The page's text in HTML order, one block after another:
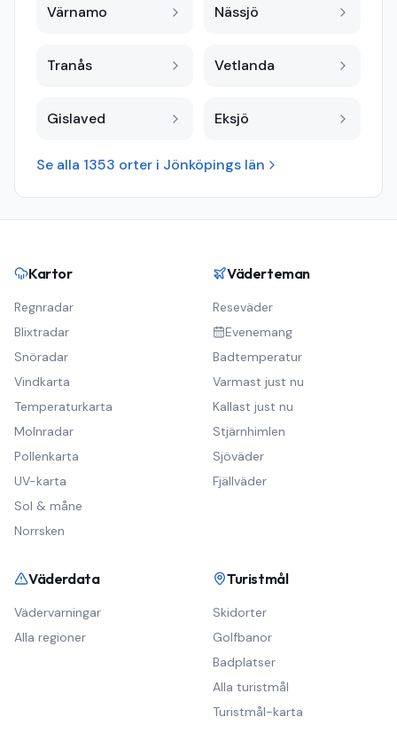
Värnamo Nässjö
Tranås Vetlanda
Gislaved Eksjö
Se alla 1353 orter i Jönköpings län
Kartor
Regnradar
Blixtradar
Snöradar
Vindkarta
Temperaturkarta
Molnradar
Pollenkarta
UV-karta
Sol & måne
Norrsken
Väderteman
Reseväder
Evenemang
Badtemperatur
Varmast just nu
Kallast just nu
Stjärnhimlen
Sjöväder
Fjällväder
Väderdata
Vädervarningar
Alla regioner
Turistmål
Skidorter
Golfbanor
Badplatser
Alla turistmål
Turistmål-karta